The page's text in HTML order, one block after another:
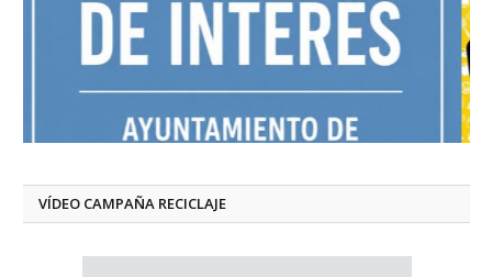
VÍDEO CAMPAÑA RECICLAJE